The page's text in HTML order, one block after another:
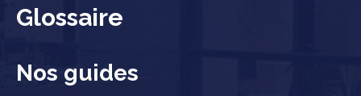
Glossaire
Nos guides